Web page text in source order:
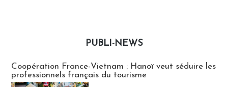
PUBLI-NEWS
Coopération France-Vietnam : Hanoï veut séduire les
professionnels français du tourisme